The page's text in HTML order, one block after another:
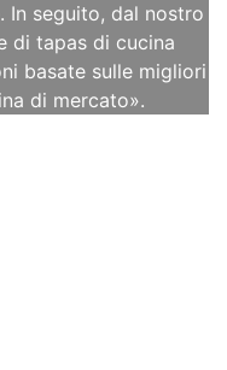
In seguito, dal nostro
di tapas di cucina
basate sulle migliori
di mercato».